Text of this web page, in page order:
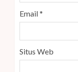
Email*
Situs Web